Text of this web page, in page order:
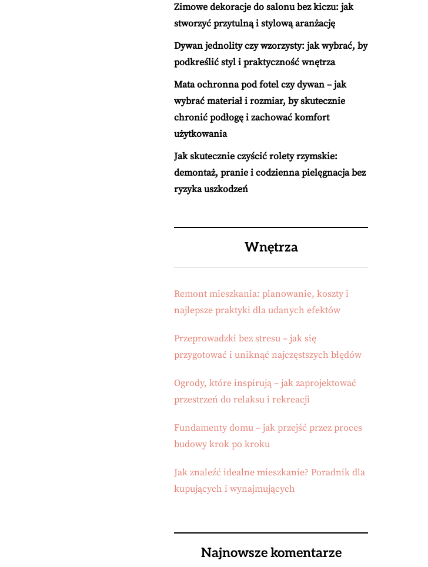
Zimowe dekoracje do salonu bez kiczu: jak
stworzyć przytulną i stylową aranżację
Dywan jednolity czy wzorzysty: jak wybrać, by
podkreślić styl i praktyczność wnętrza
Mata ochronna pod fotel czy dywan – jak
wybrać materiał i rozmiar, by skutecznie
chronić podłogę i zachować komfort
użytkowania
Jak skutecznie czyścić rolety rzymskie:
demontaż, pranie i codzienna pielęgnacja bez
ryzyka uszkodzeń
Wnętrza
Remont mieszkania: planowanie, koszty i
najlepsze praktyki dla udanych efektów
Przeprowadzki bez stresu – jak się
przygotować i uniknąć najczęstszych błędów
Ogrody, które inspirują – jak zaprojektować
przestrzeń do relaksu i rekreacji
Fundamenty domu – jak przejść przez proces
budowy krok po kroku
Jak znaleźć idealne mieszkanie? Poradnik dla
kupujących i wynajmujących
Najnowsze komentarze